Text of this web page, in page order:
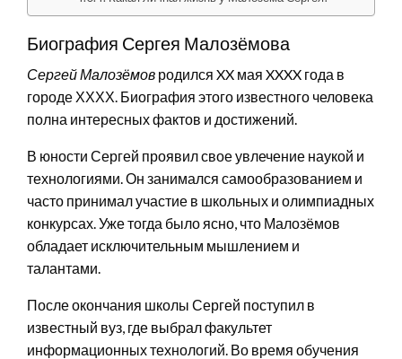
Биография Сергея Малозёмова
Сергей Малозёмов родился XX мая XXXX года в
городе ХХХХ. Биография этого известного человека
полна интересных фактов и достижений.
В юности Сергей проявил свое увлечение наукой и
технологиями. Он занимался самообразованием и
часто принимал участие в школьных и олимпиадных
конкурсах. Уже тогда было ясно, что Малозёмов
обладает исключительным мышлением и
талантами.
После окончания школы Сергей поступил в
известный вуз, где выбрал факультет
информационных технологий. Во время обучения